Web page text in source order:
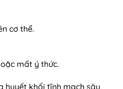
cơ thể.
mất ý thức.
huyết khối tĩnh mạch sâu,